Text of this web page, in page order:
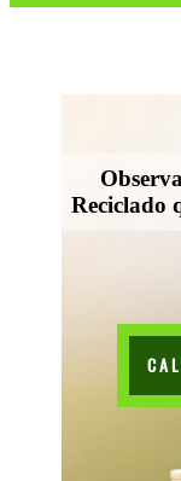
Reciclado